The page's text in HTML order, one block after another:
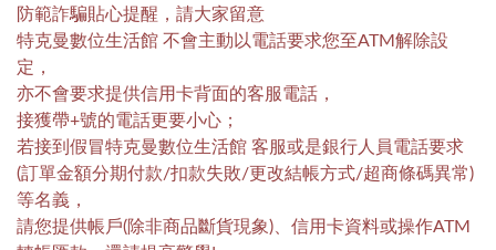
防範詐騙貼心提醒，請大家留意
特克曼數位生活館 不會主動以電話要求您至ATM解除設
定，
亦不會要求提供信用卡背面的客服電話，
接獲帶+號的電話更要小心；
若接到假冒特克曼數位生活館 客服或是銀行人員電話要求
(訂單金額分期付款/扣款失敗/更改結帳方式/超商條碼異常)
等名義，
請您提供帳戶(除非商品斷貨現象)、信用卡資料或操作ATM